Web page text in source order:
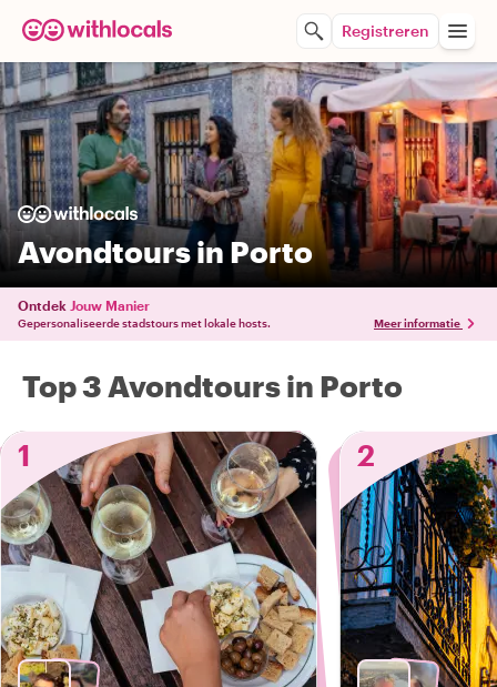
Registreren
Avondtours in Porto
Ontdek Jouw Manier
Gepersonaliseerde stadstours met lokale hosts. Meer informatie
Top 3 Avondtours in Porto
1
2